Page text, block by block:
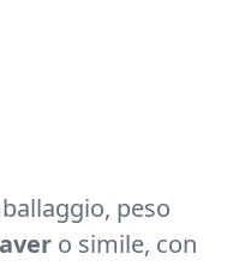
peso
o simile, con